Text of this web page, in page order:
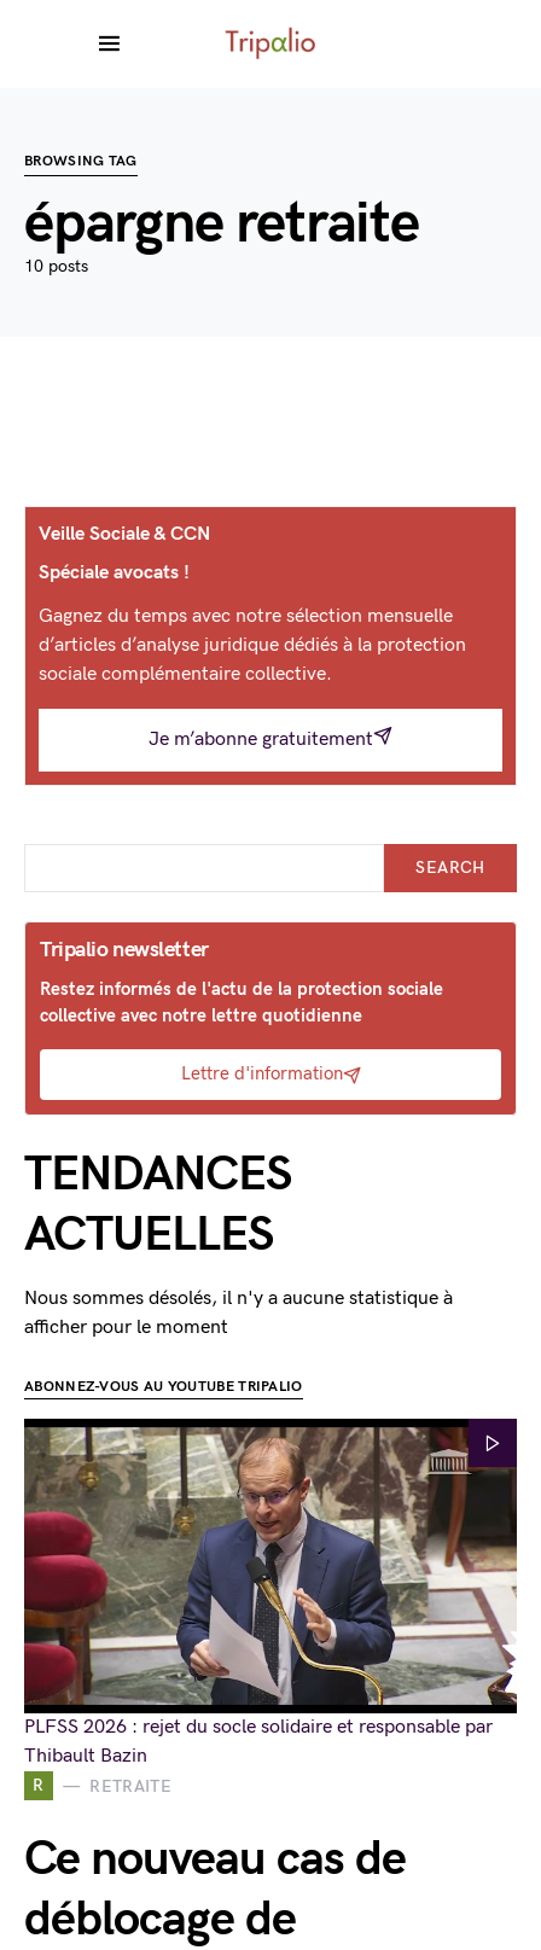
BROWSING TAG
épargne retraite
10 posts
R RETRAITE
Ce nouveau cas de
déblocage de
Veille Sociale & CCN
Spéciale avocats !
Gagnez du temps avec notre sélection mensuelle
d’articles d’analyse juridique dédiés à la protection
sociale complémentaire collective.
Je m’abonne gratuitement
SEARCH
Tripalio newsletter
Restez informés de l'actu de la protection sociale
collective avec notre lettre quotidienne
Lettre d'information
TENDANCES
ACTUELLES
Nous sommes désolés, il n'y a aucune statistique à
afficher pour le moment
ABONNEZ-VOUS AU YOUTUBE TRIPALIO
PLFSS 2026 : rejet du socle solidaire et responsable par
Thibault Bazin